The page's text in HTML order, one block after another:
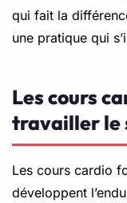
qui fait la
une pratique qui
Les cours
travailler le
Les cours cardio
développent